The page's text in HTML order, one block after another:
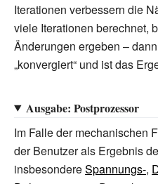
Iterationen verbessern die
viele Iterationen berechnet,
Änderungen ergeben –
„konvergiert“ und ist das
Ausgabe: Postprozessor
Im Falle der mechanischen
der Benutzer als Ergebnis
insbesondereSpannungs-,